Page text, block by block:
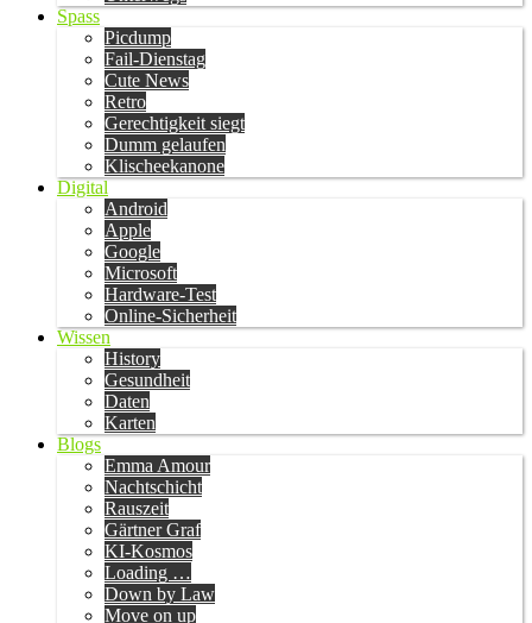
Spass
Picdump
Fail-Dienstag
Cute News
Retro
Gerechtigkeit siegt
Dumm gelaufen
Klischeekanone
Digital
Android
Apple
Google
Microsoft
Hardware-Test
Online-Sicherheit
Wissen
History
Gesundheit
Daten
Karten
Blogs
Emma Amour
Nachtschicht
Rauszeit
Gärtner Graf
KI-Kosmos
Loading …
Down by Law
Move on up